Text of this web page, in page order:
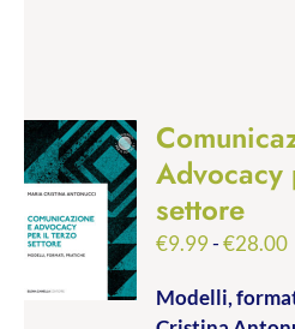
Advocacy
settore
€9.99-€28.00
Modelli,